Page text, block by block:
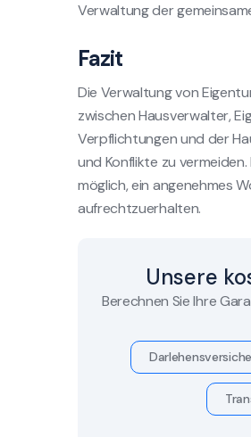
Verwaltung der
Fazit
Die Verwaltung von
zwischen Hausverwalter,
Verpflichtungen und der
und Konflikte zu
möglich, ein angenehmes
aufrechtzuerhalten.
Unsere
Berechnen Sie Ihre